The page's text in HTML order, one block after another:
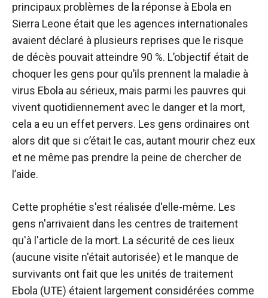
principaux problèmes de la réponse à Ebola en
Sierra Leone était que les agences internationales
avaient déclaré à plusieurs reprises que le risque
de décès pouvait atteindre 90 %. L’objectif était de
choquer les gens pour qu’ils prennent la maladie à
virus Ebola au sérieux, mais parmi les pauvres qui
vivent quotidiennement avec le danger et la mort,
cela a eu un effet pervers. Les gens ordinaires ont
alors dit que si c’était le cas, autant mourir chez eux
et ne même pas prendre la peine de chercher de
l’aide.
Cette prophétie s'est réalisée d'elle-même. Les
gens n'arrivaient dans les centres de traitement
qu'à l'article de la mort. La sécurité de ces lieux
(aucune visite n'était autorisée) et le manque de
survivants ont fait que les unités de traitement
Ebola (UTE) étaient largement considérées comme